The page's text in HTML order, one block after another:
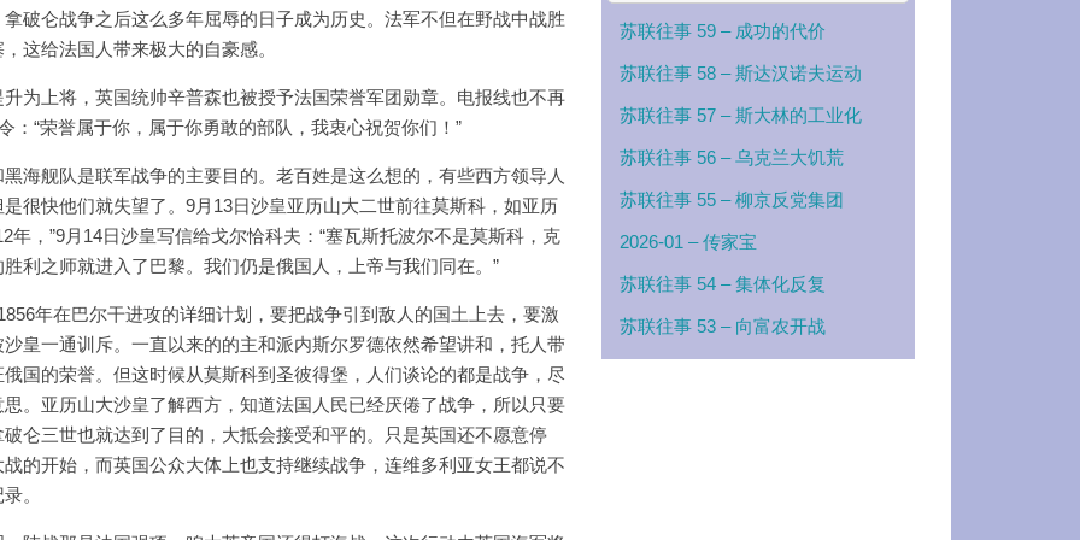
破仑战争之后这么多年屈辱的日子成为历史。法军不但在野战中战胜
这给法国人带来极大的自豪感。
为上将，英国统帅辛普森也被授予法国荣誉军团勋章。电报线也不再
：“荣誉属于你，属于你勇敢的部队，我衷心祝贺你们！”
海舰队是联军战争的主要目的。老百姓是这么想的，有些西方领导人
很快他们就失望了。9月13日沙皇亚历山大二世前往莫斯科，如亚历
年，”9月14日沙皇写信给戈尔恰科夫：“塞瓦斯托波尔不是莫斯科，克
利之师就进入了巴黎。我们仍是俄国人，上帝与我们同在。”
年在巴尔干进攻的详细计划，要把战争引到敌人的国土上去，要激
皇一通训斥。一直以来的的主和派内斯尔罗德依然希望讲和，托人带
国的荣誉。但这时候从莫斯科到圣彼得堡，人们谈论的都是战争，尽
。亚历山大沙皇了解西方，知道法国人民已经厌倦了战争，所以只要
仑三世也就达到了目的，大抵会接受和平的。只是英国还不愿意停
的开始，而英国公众大体上也支持继续战争，连维多利亚女王都说不
。
苏联往事 59 – 成功的代价
苏联往事 58 – 斯达汉诺夫运动
苏联往事 57 – 斯大林的工业化
苏联往事 56 – 乌克兰大饥荒
苏联往事 55 – 柳京反党集团
2026-01 – 传家宝
苏联往事 54 – 集体化反复
苏联往事 53 – 向富农开战